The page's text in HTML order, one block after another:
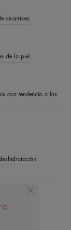
cicatrices
de la piel
con tendencia a las